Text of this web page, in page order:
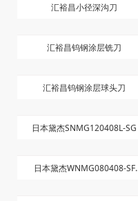
汇裕昌小径深沟刀
汇裕昌钨钢涂层铣刀
汇裕昌钨钢涂层球头刀
日本黛杰SNMG120408L-SG
日本黛杰WNMG080408-SF